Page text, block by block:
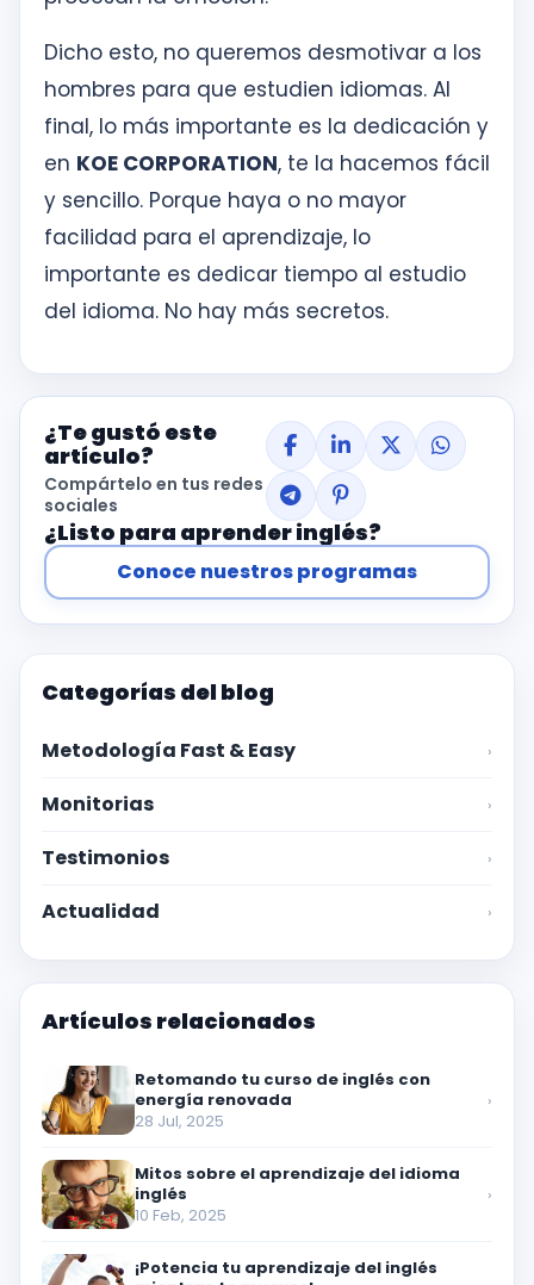
Dicho esto, no queremos desmotivar a los
hombres para que estudien idiomas. Al
final, lo más importante es la dedicación y
en KOE CORPORATION, te la hacemos fácil
y sencillo. Porque haya o no mayor
facilidad para el aprendizaje, lo
importante es dedicar tiempo al estudio
del idioma. No hay más secretos.
¿Te gustó este
artículo?
Compártelo en tus redes
sociales
¿Listo para aprender inglés?
Conoce nuestros programas
Categorías del blog
Metodología Fast & Easy ›
Monitorias ›
Testimonios ›
Actualidad ›
Artículos relacionados
Retomando tu curso de inglés con
energía renovada
28 Jul, 2025
›
Mitos sobre el aprendizaje del idioma
inglés
10 Feb, 2025
›
¡Potencia tu aprendizaje del inglés